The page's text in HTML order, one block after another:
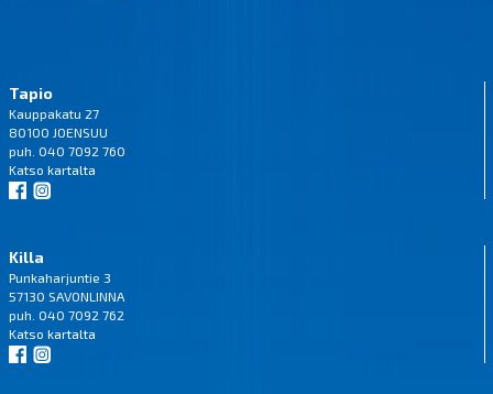
Tapio
Kauppakatu 27
80100 JOENSUU
puh. 040 7092 760
Katso kartalta
Killa
Punkaharjuntie 3
57130 SAVONLINNA
puh. 040 7092 762
Katso kartalta